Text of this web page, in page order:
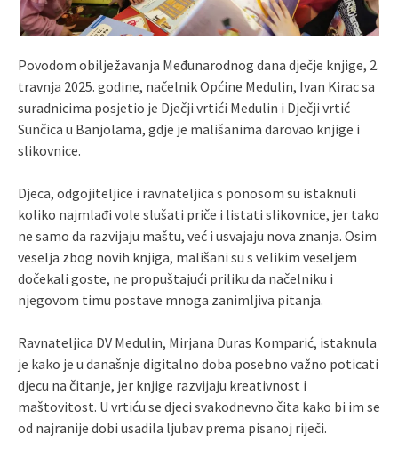
Povodom obilježavanja Međunarodnog dana dječje knjige, 2.
travnja 2025. godine, načelnik Općine Medulin, Ivan Kirac sa
suradnicima posjetio je Dječji vrtići Medulin i Dječji vrtić
Sunčica u Banjolama, gdje je mališanima darovao knjige i
slikovnice.
Djeca, odgojiteljice i ravnateljica s ponosom su istaknuli
koliko najmlađi vole slušati priče i listati slikovnice, jer tako
ne samo da razvijaju maštu, već i usvajaju nova znanja. Osim
veselja zbog novih knjiga, mališani su s velikim veseljem
dočekali goste, ne propuštajući priliku da načelniku i
njegovom timu postave mnoga zanimljiva pitanja.
Ravnateljica DV Medulin, Mirjana Duras Komparić, istaknula
je kako je u današnje digitalno doba posebno važno poticati
djecu na čitanje, jer knjige razvijaju kreativnost i
maštovitost. U vrtiću se djeci svakodnevno čita kako bi im se
od najranije dobi usadila ljubav prema pisanoj riječi.